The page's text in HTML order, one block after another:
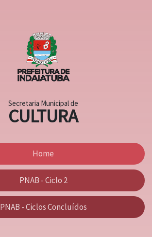
Secretaria Municipal de
CULTURA
Home
PNAB - Ciclo 2
PNAB - Ciclos Concluídos